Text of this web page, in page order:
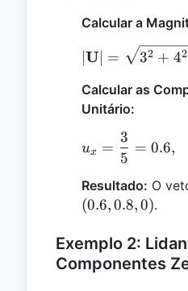
Calcular a
U = 32 + 42
Calcular as
Unitário:
ux =
5
3
= 0.6,
Resultado: O
(0.6,0.8, 0).
Exemplo 2:
Componentes